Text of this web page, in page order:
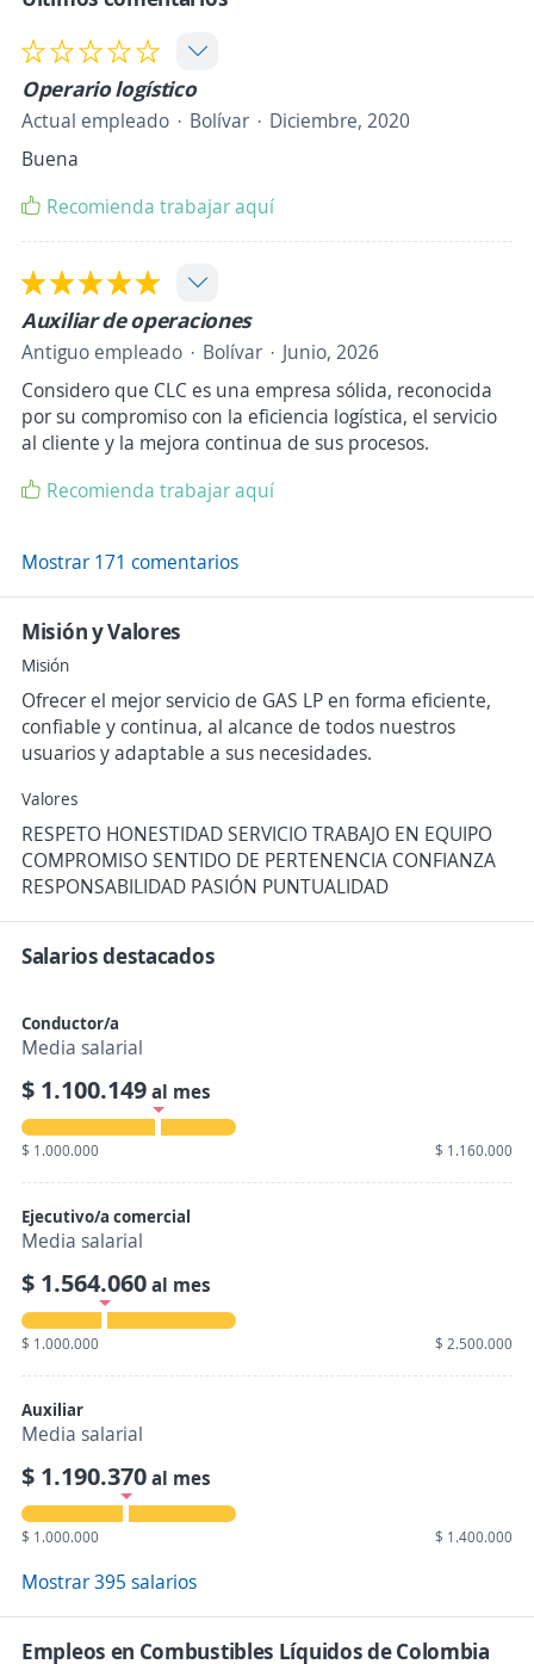
Operario logístico
Actual empleado Bolívar
Diciembre, 2020
Buena
Recomienda trabajar aquí
Auxiliar de operaciones
Antiguo empleado Bolívar
Junio, 2026
Considero que CLC es una empresa sólida, reconocida
por su compromiso con la eficiencia logística, el servicio
al cliente y la mejora continua de sus procesos.
Recomienda trabajar aquí
Mostrar 171 comentarios
Misión y Valores
Misión
Ofrecer el mejor servicio de GAS LP en forma eficiente,
confiable y continua, al alcance de todos nuestros
usuarios y adaptable a sus necesidades.
Valores
RESPETO HONESTIDAD SERVICIO TRABAJO EN EQUIPO
COMPROMISO SENTIDO DE PERTENENCIA CONFIANZA
RESPONSABILIDAD PASIÓN PUNTUALIDAD
Salarios destacados
Conductor/a
Media salarial
$ 1.100.149al mes
$ 1.000.000 $ 1.160.000
Ejecutivo/a comercial
Media salarial
$ 1.564.060al mes
$ 1.000.000 $ 2.500.000
Auxiliar
Media salarial
$ 1.190.370al mes
$ 1.000.000 $ 1.400.000
Mostrar 395 salarios
Empleos en Combustibles Líquidos de Colombia